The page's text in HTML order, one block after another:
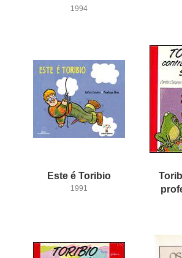
1994
Este é Toribio
1991